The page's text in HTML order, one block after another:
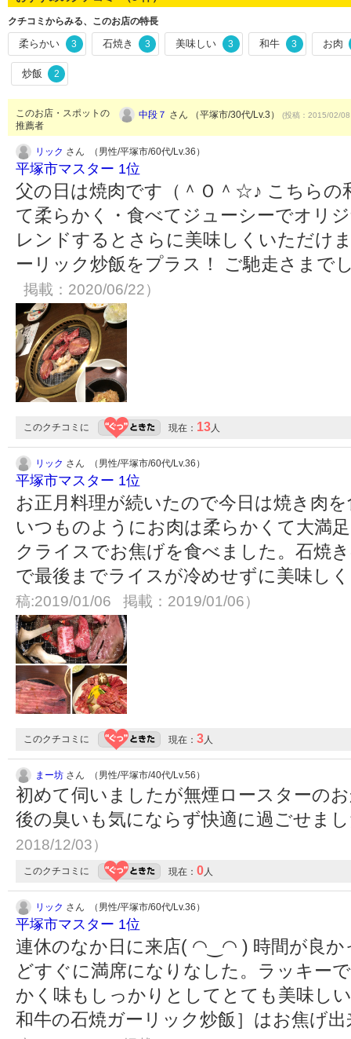
クチコミからみる、このお店の特長
柔らかい 3 石焼き 3 美味しい 3 和牛 3 お肉
炒飯 2
このお店・スポットの
推薦者
中段７ さん （平塚市/30代/Lv.3） (投稿：2015/02/
リック さん （男性/平塚市/60代/Lv.36）
平塚市マスター 1位
父の日は焼肉です（＾Ｏ＾☆♪ こちらの
て柔らかく・食べてジューシーでオリ
レンドするとさらに美味しくいただけ
ーリック炒飯をプラス！ ご馳走さま
掲載：2020/06/22）
このクチコミに 現在： 13人
リック さん （男性/平塚市/60代/Lv.36）
平塚市マスター 1位
お正月料理が続いたので今日は焼き肉
いつものようにお肉は柔らかくて大満
クライスでお焦げを食べました。石焼
で最後までライスが冷めせずに美味し
稿:2019/01/06 掲載：2019/01/06）
このクチコミに 現在： 3人
まー坊 さん （男性/平塚市/40代/Lv.56）
初めて伺いましたが無煙ロースターの
後の臭いも気にならず快適に過ごせま
2018/12/03）
このクチコミに 現在： 0人
リック さん （男性/平塚市/60代/Lv.36）
平塚市マスター 1位
連休のなか日に来店( ◠‿◠ ) 時間が良
どすぐに満席になりなした。ラッキー
かく味もしっかりとしてとても美味し
和牛の石焼ガーリック炒飯］はお焦げ